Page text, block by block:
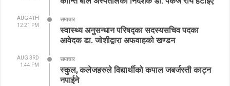
AUG 4TH
12:21 PM
समाचार
स्वास्थ्य अनुसन्धान परिषद्का सदस्यसचिव पदका
आवेदक डा. जोशीद्वारा अफवाहको खण्डन
AUG 3RD
1:44 PM
समाचार
स्कुल, कलेजहरुले विद्यार्थीको कपाल जबर्जस्ती काट्न
नपाईने